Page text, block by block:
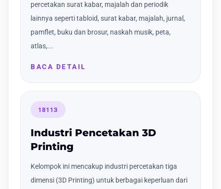
percetakan surat kabar, majalah dan periodik
lainnya seperti tabloid, surat kabar, majalah, jurnal,
pamflet, buku dan brosur, naskah musik, peta,
atlas,...
BACA DETAIL
18113
Industri Pencetakan 3D
Printing
Kelompok ini mencakup industri percetakan tiga
dimensi (3D Printing) untuk berbagai keperluan dari